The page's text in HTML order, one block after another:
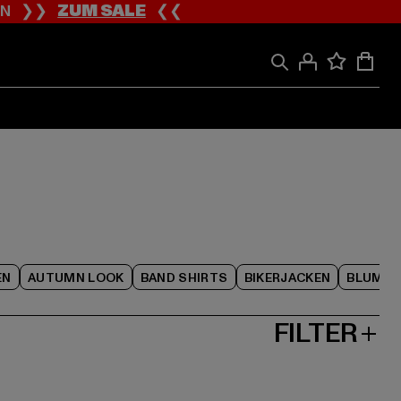
❯❯ZUM SALE❮❮
AUTUMN LOOK BAND SHIRTS BIKERJACKEN
FILTER